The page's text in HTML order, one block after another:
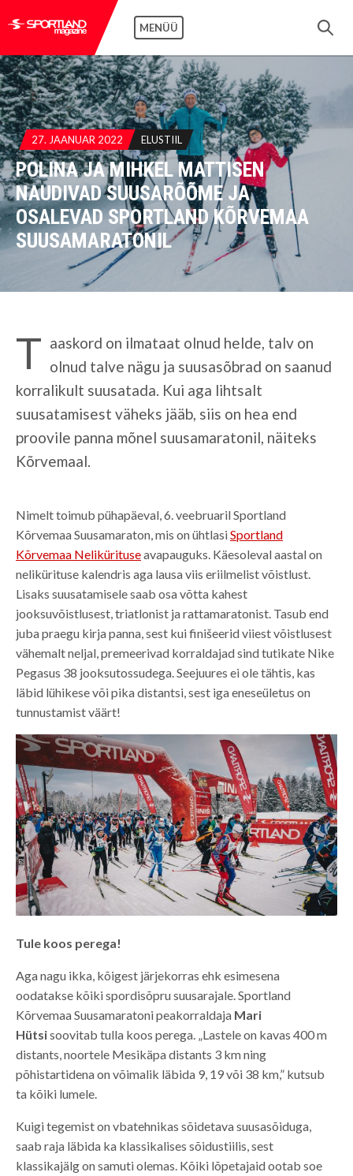
MENÜÜ
27. JAANUAR 2022 ELUSTIIL
POLINA JA MIHKEL MATTISEN
NAUDIVAD SUUSARÕÕME JA
OSALEVAD SPORTLAND KÕRVEMAA
SUUSAMARATONIL
T aaskord on ilmataat olnud helde, talv on
olnud talve nägu ja suusasõbrad on saanud
korralikult suusatada. Kui aga lihtsalt
suusatamisest väheks jääb, siis on hea end
proovile panna mõnel suusamaratonil, näiteks
Kõrvemaal.
Nimelt toimub pühapäeval, 6. veebruaril Sportland
Kõrvemaa Suusamaraton, mis on ühtlasiSportland
Kõrvemaa Nelikürituseavapauguks. Käesoleval aastal on
nelikürituse kalendris aga lausa viis eriilmelist võistlust.
Lisaks suusatamisele saab osa võtta kahest
jooksuvõistlusest, triatlonist ja rattamaratonist. Tasub end
juba praegu kirja panna, sest kui finišeerid viiest võistlusest
vähemalt neljal, premeerivad korraldajad sind tutikate Nike
Pegasus 38 jooksutossudega. Seejuures ei ole tähtis, kas
läbid lühikese või pika distantsi, sest iga eneseületus on
tunnustamist väärt!
Tule koos perega!
Aga nagu ikka, kõigest järjekorras ehk esimesena
oodatakse kõiki spordisõpru suusarajale. Sportland
Kõrvemaa Suusamaratoni peakorraldaja Mari
Hütsisoovitab tulla koos perega. „Lastele on kavas 400 m
distants, noortele Mesikäpa distants 3 km ning
põhistartidena on võimalik läbida 9, 19 või 38 km,” kutsub
ta kõiki lumele.
Kuigi tegemist on vbatehnikas sõidetava suusasõiduga,
saab raja läbida ka klassikalises sõidustiilis, sest
klassikajälg on samuti olemas. Kõiki lõpetajaid ootab soe